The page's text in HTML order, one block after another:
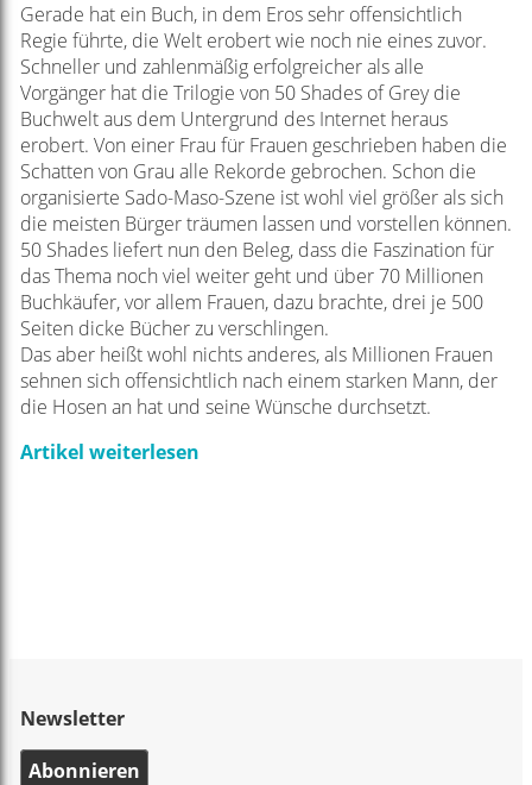
Gerade hat ein Buch, in dem Eros sehr offensichtlich
Regie führte, die Welt erobert wie noch nie eines zuvor.
Schneller und zahlenmäßig erfolgreicher als alle
Vorgänger hat die Trilogie von 50 Shades of Grey die
Buchwelt aus dem Untergrund des Internet heraus
erobert. Von einer Frau für Frauen geschrieben haben die
Schatten von Grau alle Rekorde gebrochen. Schon die
organisierte Sado-Maso-Szene ist wohl viel größer als sich
die meisten Bürger träumen lassen und vorstellen können.
50 Shades liefert nun den Beleg, dass die Faszination für
das Thema noch viel weiter geht und über 70 Millionen
Buchkäufer, vor allem Frauen, dazu brachte, drei je 500
Seiten dicke Bücher zu verschlingen.
Das aber heißt wohl nichts anderes, als Millionen Frauen
sehnen sich offensichtlich nach einem starken Mann, der
die Hosen an hat und seine Wünsche durchsetzt.
Artikel weiterlesen
Newsletter
Abonnieren